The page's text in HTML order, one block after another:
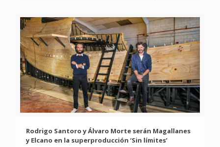
Rodrigo Santoro y Álvaro Morte serán Magallanes
y Elcano en la superproducción ‘Sin límites’